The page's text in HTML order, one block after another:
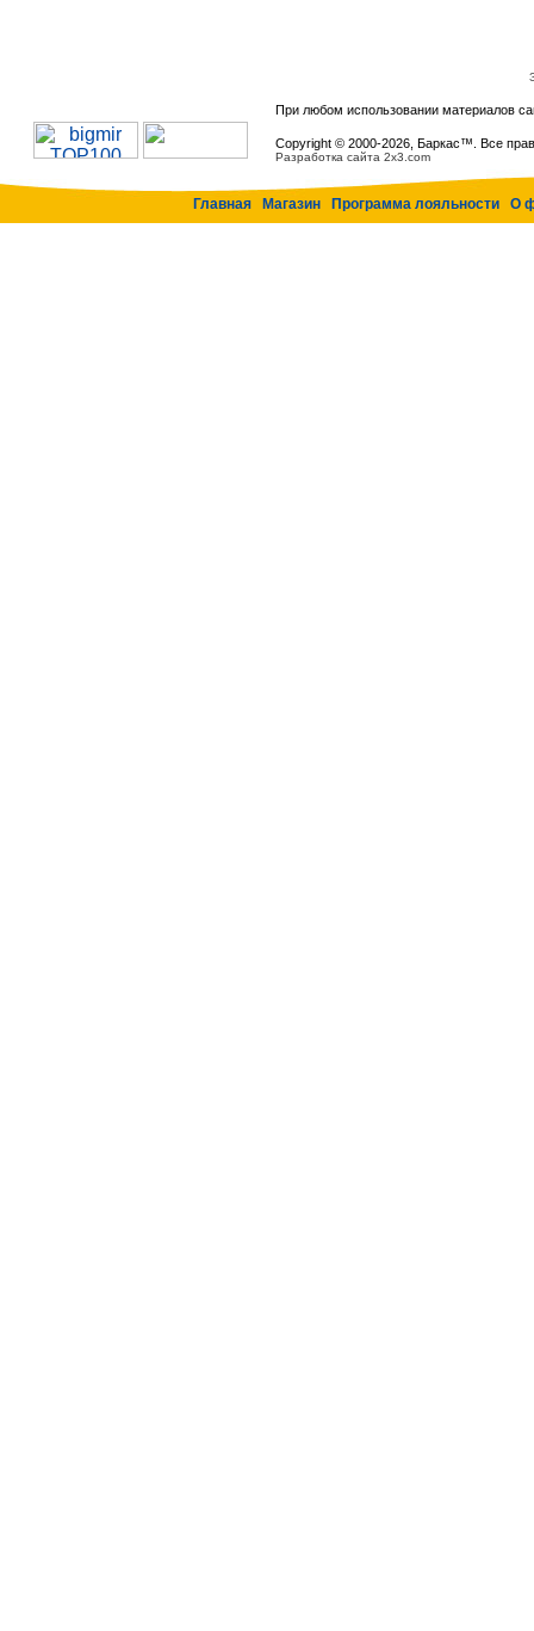
При любом использовании материалов
Copyright © 2000-2026, Баркас™. Все
Разработка сайта 2x3.com
Главная Магазин Программа лояльности О